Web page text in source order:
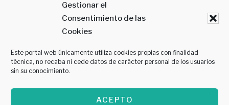
Gestionar el
Consentimiento de las
Cookies
Este portal web únicamente utiliza cookies propias con finalidad
técnica, no recaba ni cede datos de carácter personal de los usuarios
sin su conocimiento.
ACEPTO
online en Zaragoza
PREMIO AL MEJOR CONTENIDO